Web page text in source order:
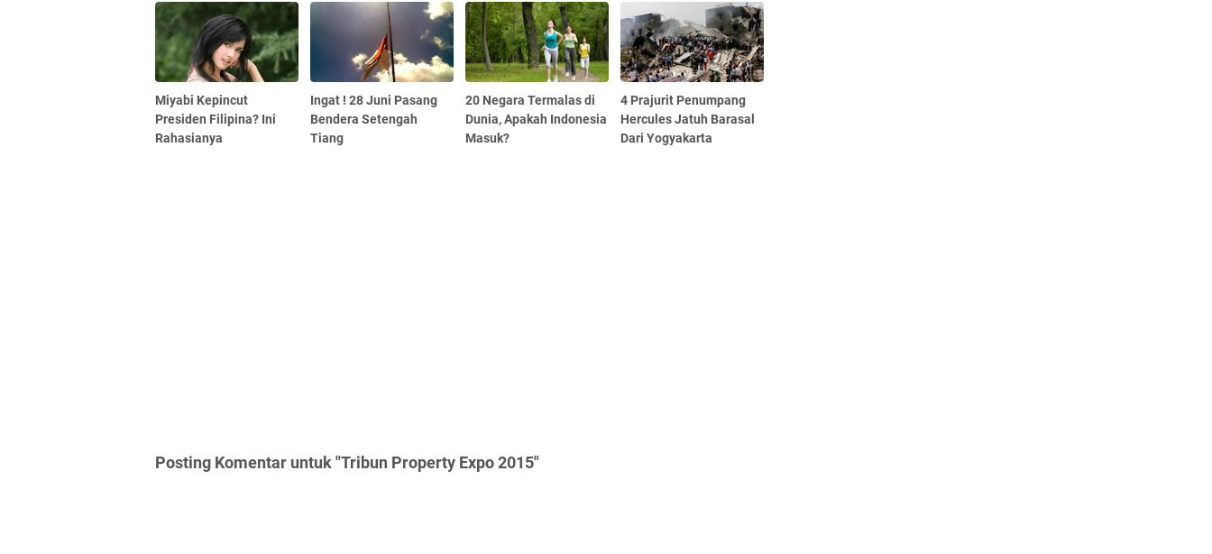
Miyabi Kepincut
Presiden Filipina? Ini
Rahasianya
Ingat ! 28 Juni Pasang
Bendera Setengah
Tiang
20 Negara Termalas di
Dunia, Apakah Indonesia
Masuk?
4 Prajurit Penumpang
Hercules Jatuh Barasal
Dari Yogyakarta
Posting Komentar untuk "Tribun Property Expo 2015"